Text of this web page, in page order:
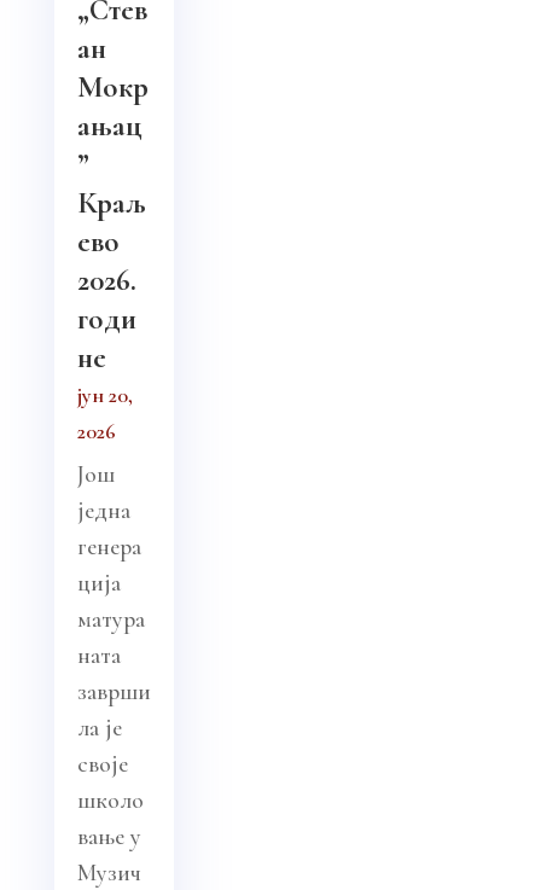
„Стев
ан
Мокр
ањац
”
Краљ
ево
2026.
годи
не
јун 20,
2026
Још
једна
генера
ција
матура
ната
заврши
ла је
своје
школо
вање у
Музич